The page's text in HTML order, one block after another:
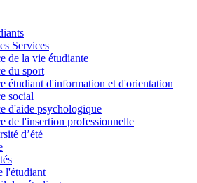
Services
de la vie étudiante
du sport
étudiant d'information et d'orientation
social
d'aide psychologique
de l'insertion professionnelle
d’été
l'étudiant